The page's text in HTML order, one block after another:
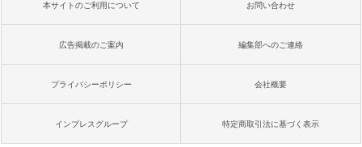
本サイトのご利用について お問い合わせ
広告掲載のご案内 編集部へのご連絡
プライバシーポリシー 会社概要
インプレスグループ 特定商取引法に基づく表示